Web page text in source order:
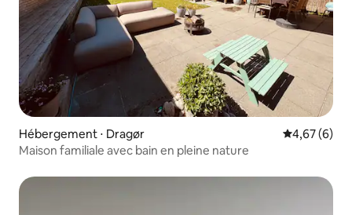
Hébergement ⋅ Dragør Évaluation
4,67 (6)
Maison familiale avec bain en pleine nature